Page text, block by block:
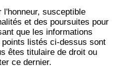
l'honneur, susceptible
et des poursuites pour
que les informations
listés ci-dessus sont
êtes titulaire de droit ou
ce dernier.